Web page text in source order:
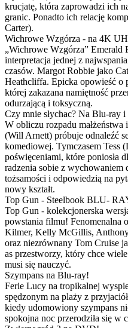
krucjatę, która zaprowadzi ich
granic. Ponadto ich relację
Carter).
Wichrowe Wzgórza - na 4K
„Wichrowe Wzgórza” Emerald
interpretacja jednej z
czasów. Margot Robbie jako
Heathcliffa. Epicka opowieść o
której zakazana namiętność
odurzającą i toksyczną.
Czy mnie słychac? Na Blu-ray
W obliczu rozpadu
(Will Arnett) próbuje odnaleźć
komediowej. Tymczasem Tess
poświęceniami, które poniosła
radzenia sobie z wychowaniem
tożsamości i odpowiedzią na
nowy kształt.
Top Gun - Steelbook BLU-
Top Gun - kolekcjonerska
powstania filmu! Fenomenalna
Kilmer, Kelly McGillis,
oraz niezrównany Tom Cruise
as przestworzy, który chce
musi się nauczyć.
Szympans na Blu-ray!
Ferie Lucy na tropikalnej
spędzonym na plaży z
kiedy udomowiony szympans
spokojna noc przerodziła się w